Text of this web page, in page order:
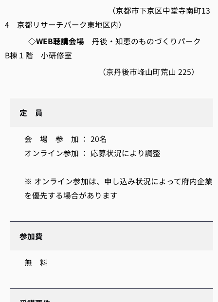
（京都市下京区中堂寺南町13
4 京都リサーチパーク東地区内）
◇WEB聴講会場 丹後・知恵のものづくりパーク
B棟１階 小研修室
（京丹後市峰山町荒山 225）
定 員
会 場 参 加 ： 20名
オンライン参加 ： 応募状況により調整
※ オンライン参加は、申し込み状況によって府内企業
を優先する場合があります
参加費
無 料